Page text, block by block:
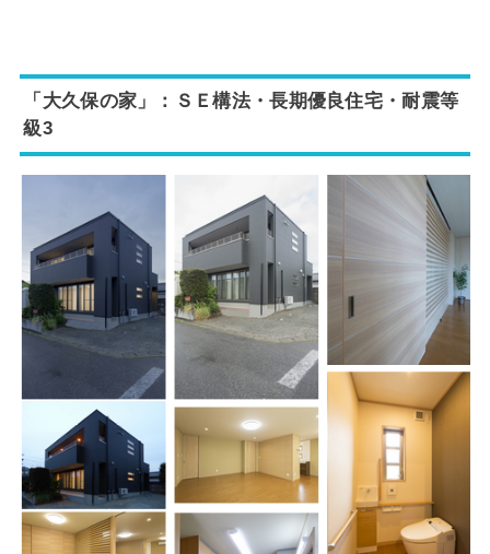
「大久保の家」：ＳＥ構法・長期優良住宅・耐震等
級3